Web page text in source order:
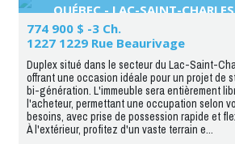
QUÉBEC - LAC-SAINT-CHARLES
774 900 $ -3 Ch.
1227 1229 Rue Beaurivage
Duplex situé dans le secteur du Lac-Saint-
offrant une occasion idéale pour un projet de
bi-génération. L'immeuble sera entièrement
l'acheteur, permettant une occupation selon
besoins, avec prise de possession rapide et
À l'extérieur, profitez d'un vaste terrain e...